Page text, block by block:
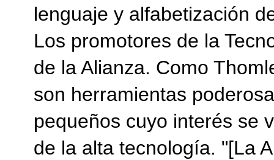
lenguaje y alfabetización
Los promotores de la
de la Alianza. Como
son herramientas
pequeños cuyo interés se
de la alta tecnología. "[La